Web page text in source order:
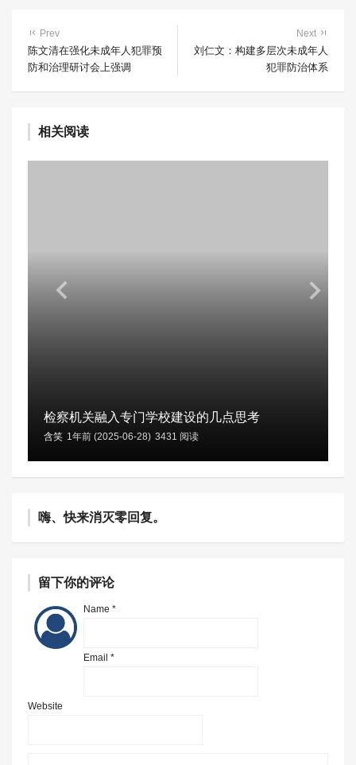
Prev
陈文清在强化未成年人犯罪预
防和治理研讨会上强调
Next
刘仁文：构建多层次未成年人
犯罪防治体系
相关阅读
检察机关融入专门学校建设的几点思考
含笑 1年前 (2025-06-28) 3431 阅读
嗨、快来消灭零回复。
留下你的评论
Name *
Email *
Website